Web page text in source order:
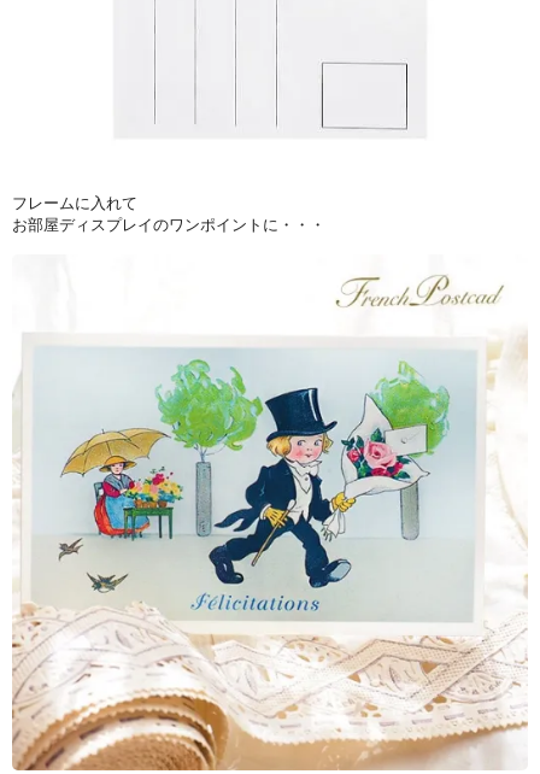
フレームに入れて
お部屋ディスプレイのワンポイントに・・・